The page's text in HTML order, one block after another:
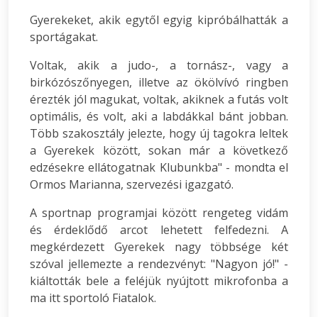
Gyerekeket, akik egytől egyig kipróbálhatták a
sportágakat.
Voltak, akik a judo-, a tornász-, vagy a
birkózószőnyegen, illetve az ökölvívó ringben
érezték jól magukat, voltak, akiknek a futás volt
optimális, és volt, aki a labdákkal bánt jobban.
Több szakosztály jelezte, hogy új tagokra leltek
a Gyerekek között, sokan már a következő
edzésekre ellátogatnak Klubunkba" - mondta el
Ormos Marianna, szervezési igazgató.
A sportnap programjai között rengeteg vidám
és érdeklődő arcot lehetett felfedezni. A
megkérdezett Gyerekek nagy többsége két
szóval jellemezte a rendezvényt: "Nagyon jó!" -
kiáltották bele a feléjük nyújtott mikrofonba a
ma itt sportoló Fiatalok.